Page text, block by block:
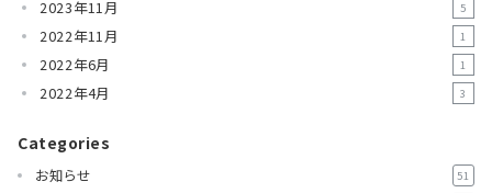
2023年11月 5
2022年11月 1
2022年6月 1
2022年4月 3
Categories
お知らせ 51